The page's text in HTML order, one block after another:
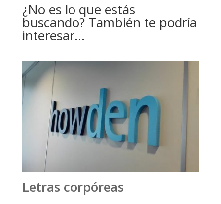
¿No es lo que estás
buscando? También te podría
interesar…
Letras corpóreas